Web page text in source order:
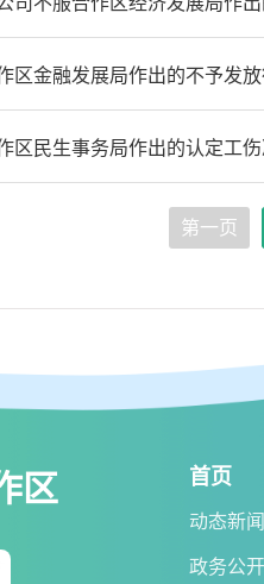
区金融发展局作出的不予发
区民生事务局作出的认定工
第一页
区 首页
动态新闻
政务公开